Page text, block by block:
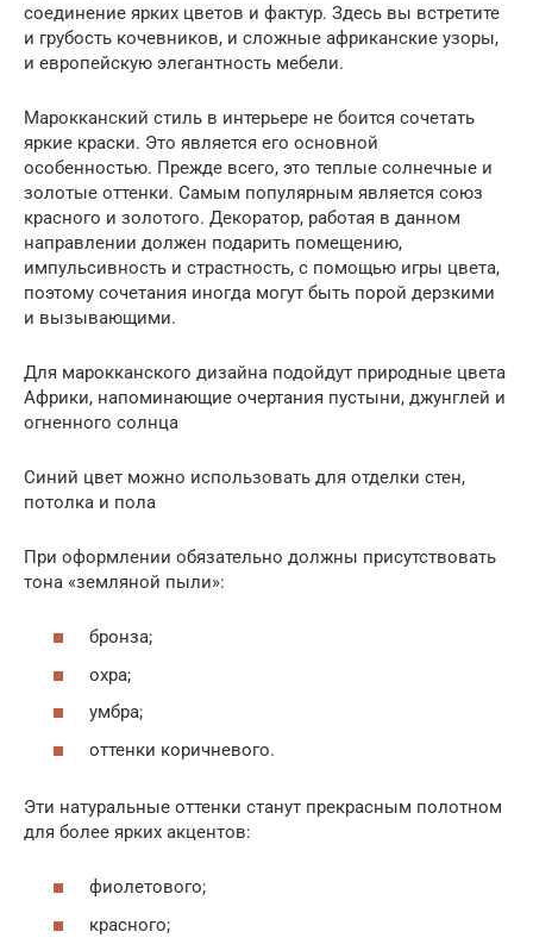
соединение ярких цветов и фактур. Здесь вы встретите
и грубость кочевников, и сложные африканские узоры,
и европейскую элегантность мебели.
Марокканский стиль в интерьере не боится сочетать
яркие краски. Это является его основной
особенностью. Прежде всего, это теплые солнечные и
золотые оттенки. Самым популярным является союз
красного и золотого. Декоратор, работая в данном
направлении должен подарить помещению,
импульсивность и страстность, с помощью игры цвета,
поэтому сочетания иногда могут быть порой дерзкими
и вызывающими.
Для марокканского дизайна подойдут природные цвета
Африки, напоминающие очертания пустыни, джунглей и
огненного солнца
Синий цвет можно использовать для отделки стен,
потолка и пола
При оформлении обязательно должны присутствовать
тона «земляной пыли»:
бронза;
охра;
умбра;
оттенки коричневого.
Эти натуральные оттенки станут прекрасным полотном
для более ярких акцентов:
фиолетового;
красного;